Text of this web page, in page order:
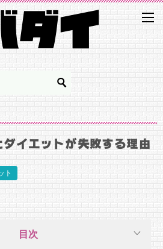
イエットが失敗する理由
ト
目次